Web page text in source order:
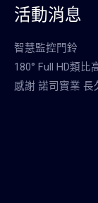
活動消息
智慧監控門鈴
180° Full HD類比
感謝 諾司實業